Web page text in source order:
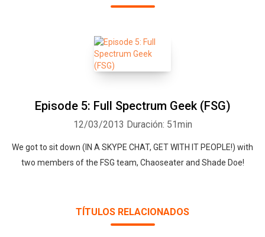
Episode 5: Full Spectrum Geek (FSG)
12/03/2013 Duración: 51min
We got to sit down (IN A SKYPE CHAT, GET WITH IT PEOPLE!) with
two members of the FSG team, Chaoseater and Shade Doe!
TÍTULOS RELACIONADOS